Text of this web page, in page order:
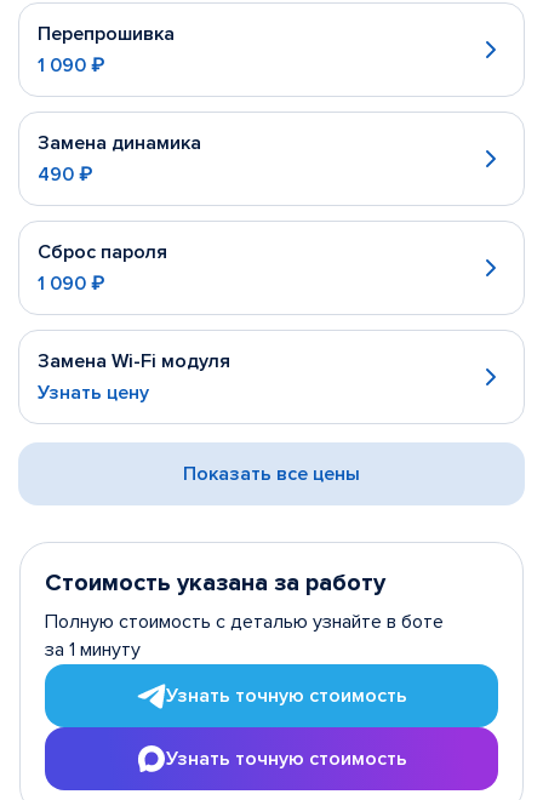
Перепрошивка
1 090 ₽
Замена динамика
490 ₽
Сброс пароля
1 090 ₽
Замена Wi-Fi модуля
Узнать цену
Показать все цены
Стоимость указана за работу
Полную стоимость с деталью узнайте в боте
за 1 минуту
Узнать точную стоимость
Узнать точную стоимость